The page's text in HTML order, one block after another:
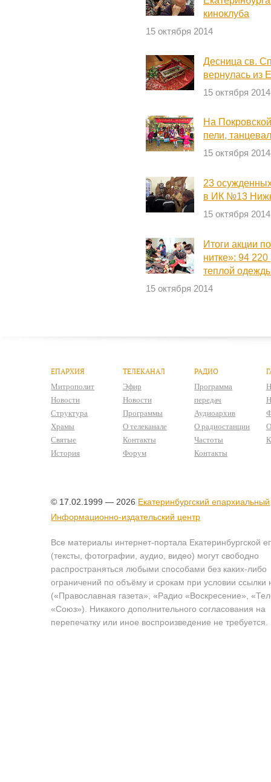
киноклуба
15 октября 2014
Десница св.
вернулась из
15 октября 2014
На
пели,
15 октября 2014
23
в ИК №13
15 октября 2014
Итоги акции
нитке»: 94
теплой
15 октября 2014
ЕПАРХИЯ
Митрополит
Новости
Структура
Храмы
Святые
История
ТЕЛЕКАНАЛ
Эфир
Новости
Программы
О телеканале
Контакты
Форум
РАДИО
Программа
передач
Аудиоархив
О радиостанции
Частоты
Контакты
© 17.02.1999 — 2026 Екатеринбургский епархиальный
Информационно-издательский центр
Все материалы интернет-портала Екатеринбургской
(тексты, фотографии, аудио, видео) могут свободно
распространяться любыми способами без каких-либо
ограничений по объёму и срокам при условии ссылки
(«Православная газета», «Радио «Воскресение»,
«Союз»). Никакого дополнительного согласования на
перепечатку или иное воспроизведение не требуется.